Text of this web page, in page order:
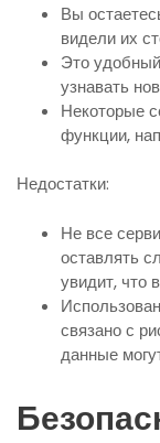
Вы
видели их
Это
узнавать
Некоторые
функции,
Недостатки:
Не все
оставлять
увидит, что
связано с
данные